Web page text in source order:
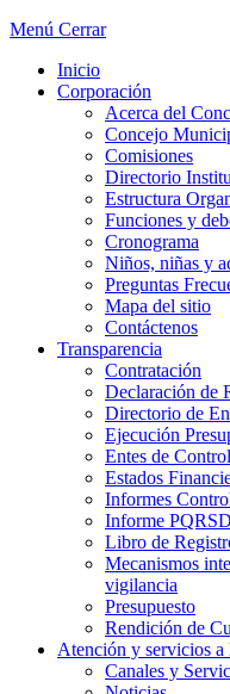
Menú Cerrar
Inicio
Corporación
Acerca del
Concejo
Comisiones
Directorio
Estructura
Funciones y
Cronograma
Niños, niñas y
Preguntas
Mapa del sitio
Contáctenos
Transparencia
Contratación
Declaración de
Directorio de
Ejecución
Entes de Control
Estados
Informes
Informe PQRSD
Libro de
Mecanismos
vigilancia
Presupuesto
Rendición de
Atención y servicios a
Canales y